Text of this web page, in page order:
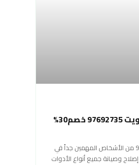
أفضل فني صحي الكويت 97692735 خصم30%
فني صحي الكويت 97692735 من الأشخاص المهمين جداً في
وصيانة جميع أنواع الأدوات